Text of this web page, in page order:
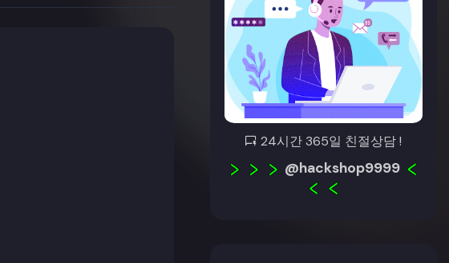
24시간 365일 친절상담 !
@hackshop9999